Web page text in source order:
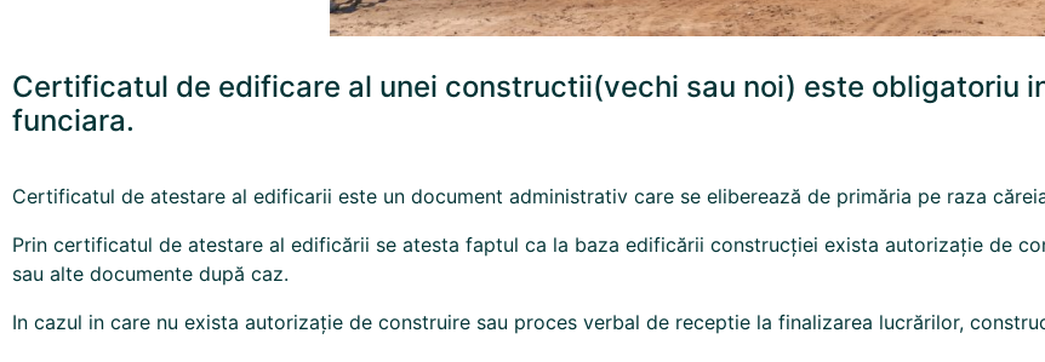
Certificatul de edificare al unei constructii(vechi sau noi) este obligatoriu
funciara.
Certificatul de atestare al edificarii este un document administrativ care se eliberează de primăria pe raza
Prin certificatul de atestare al edificării se atesta faptul ca la baza edificării construcției exista autorizație de
sau alte documente după caz.
In cazul in care nu exista autorizație de construire sau proces verbal de receptie la finalizarea lucrărilor,